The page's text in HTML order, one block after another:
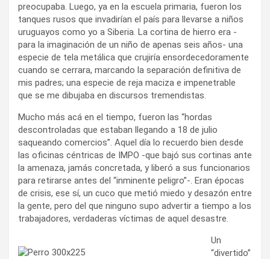
preocupaba. Luego, ya en la escuela primaria, fueron los
tanques rusos que invadirían el país para llevarse a niños
uruguayos como yo a Siberia. La cortina de hierro era -
para la imaginación de un niño de apenas seis años- una
especie de tela metálica que crujiría ensordecedoramente
cuando se cerrara, marcando la separación definitiva de
mis padres; una especie de reja maciza e impenetrable
que se me dibujaba en discursos tremendistas.
Mucho más acá en el tiempo, fueron las “hordas
descontroladas que estaban llegando a 18 de julio
saqueando comercios”. Aquel día lo recuerdo bien desde
las oficinas céntricas de IMPO -que bajó sus cortinas ante
la amenaza, jamás concretada, y liberó a sus funcionarios
para retirarse antes del “inminente peligro”-. Eran épocas
de crisis, ese sí, un cuco que metió miedo y desazón entre
la gente, pero del que ninguno supo advertir a tiempo a los
trabajadores, verdaderas víctimas de aquel desastre.
Un
“divertido”